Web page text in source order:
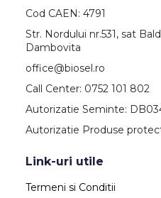
Cod CAEN: 4791
Str. Nordului nr.531, sat
Dambovita
office@biosel.ro
Call Center: 0752 101 802
Autorizatie Seminte:
Autorizatie Produse
Link-uri utile
Termeni si Conditii